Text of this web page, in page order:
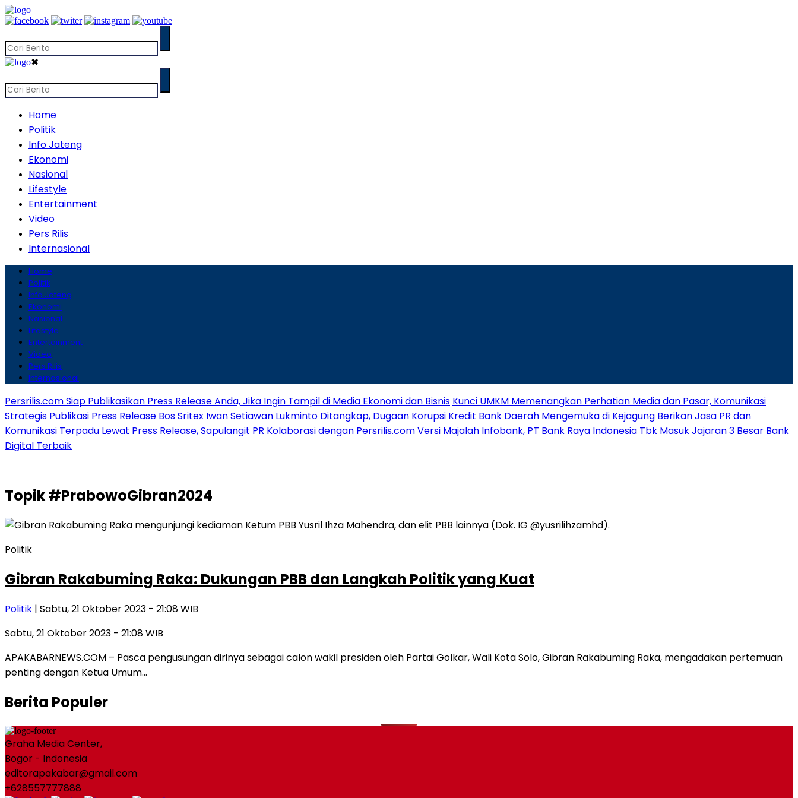
✖
Home
Politik
Info Jateng
Ekonomi
Nasional
Lifestyle
Entertainment
Video
Pers Rilis
Internasional
Home
Politik
Info Jateng
Ekonomi
Nasional
Lifestyle
Entertainment
Video
Pers Rilis
Internasional
Persrilis.com Siap Publikasikan Press Release Anda, Jika Ingin Tampil di Media Ekonomi dan Bisnis Kunci UMKM Memenangkan Perhatian Media dan Pasar, Komunikasi
Strategis Publikasi Press Release Bos Sritex Iwan Setiawan Lukminto Ditangkap, Dugaan Korupsi Kredit Bank Daerah Mengemuka di Kejagung Berikan Jasa PR dan
Komunikasi Terpadu Lewat Press Release, Sapulangit PR Kolaborasi dengan Persrilis.comVersi Majalah Infobank, PT Bank Raya Indonesia Tbk Masuk Jajaran 3 Besar Bank
Digital Terbaik
Topik#PrabowoGibran2024
Politik
Gibran Rakabuming Raka: Dukungan PBB dan Langkah Politik yang Kuat
Politik | Sabtu, 21 Oktober 2023 - 21:08 WIB
Sabtu, 21 Oktober 2023 - 21:08 WIB
APAKABARNEWS.COM – Pasca pengusungan dirinya sebagai calon wakil presiden oleh Partai Golkar, Wali Kota Solo, Gibran Rakabuming Raka, mengadakan pertemuan
penting dengan Ketua Umum…
Berita Populer
Graha Media Center,
Bogor - Indonesia
editorapakabar@gmail.com
+628557777888